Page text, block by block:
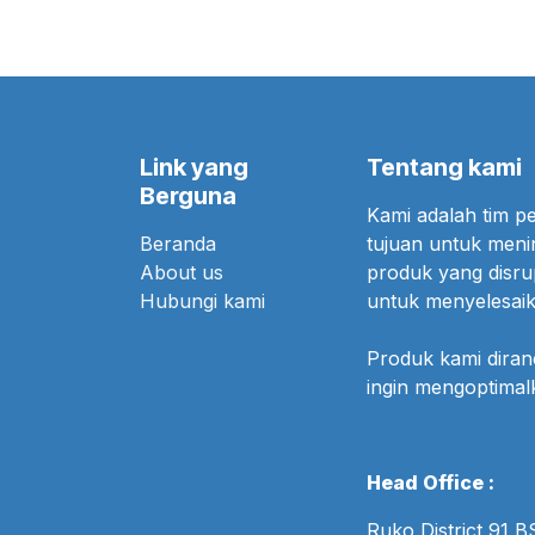
Link yang
Berguna
Beranda
About us
Hubungi kami
Tentang kami
Kami adalah tim
tujuan untuk
produk yang
untuk
Produk kami
ingin
Head Office :